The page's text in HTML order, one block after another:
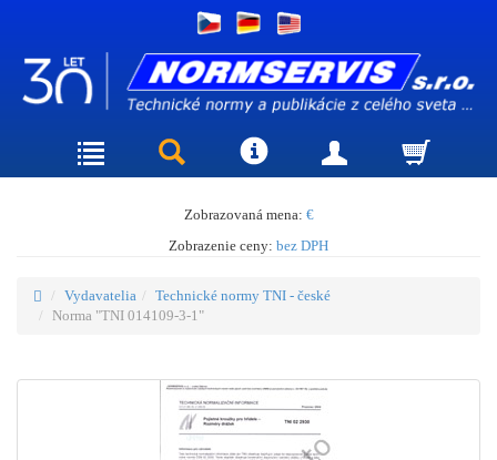
Zobrazovaná mena: €
Zobrazenie ceny: bez DPH
Vydavatelia
Technické normy TNI - české
Norma "TNI 014109-3-1"